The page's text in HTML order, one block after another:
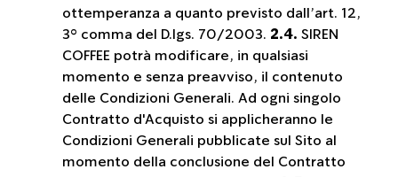
ottemperanza a quanto previsto dall’art. 12,
3° comma del D.lgs. 70/2003. 2.4. SIREN
COFFEE potrà modificare, in qualsiasi
momento e senza preavviso, il contenuto
delle Condizioni Generali. Ad ogni singolo
Contratto d'Acquisto si applicheranno le
Condizioni Generali pubblicate sul Sito al
momento della conclusione del Contratto